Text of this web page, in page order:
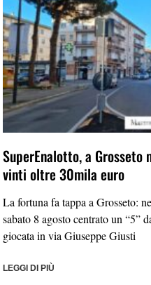
SuperEnalotto, a Grosseto
vinti oltre 30mila euro
La fortuna fa tappa a Grosseto:
sabato 8 agosto centrato un “5”
giocata in via Giuseppe Giusti
LEGGI DI PIÙ